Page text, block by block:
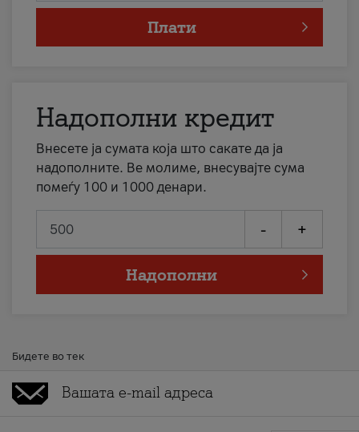
Плати
Надополни кредит
Внесете ја сумата која што сакате да ја
надополните. Ве молиме, внесувајте сума
помеѓу 100 и 1000 денари.
- +
Надополни
Бидете во тек